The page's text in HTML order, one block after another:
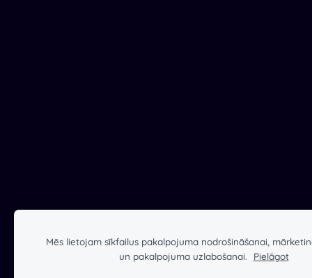
Mēs lietojam sīkfailus pakalpojuma nodrošināšanai,
un pakalpojuma uzlabošanai.
Pielāgot